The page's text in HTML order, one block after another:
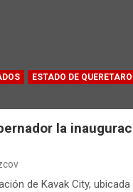
ESTADO DE QUERETARO
la
de Kavak City, ubicada